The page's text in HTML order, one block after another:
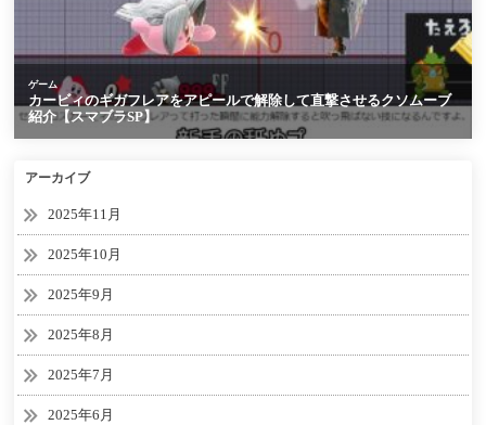
アーカイブ
2025年11月
2025年10月
2025年9月
2025年8月
2025年7月
2025年6月